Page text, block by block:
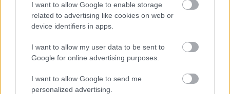
I want to allow Google to enable storage
related to advertising like cookies on web or
device identifiers in apps.
I want to allow my user data to be sent to
Google for online advertising purposes.
I want to allow Google to send me
personalized advertising.